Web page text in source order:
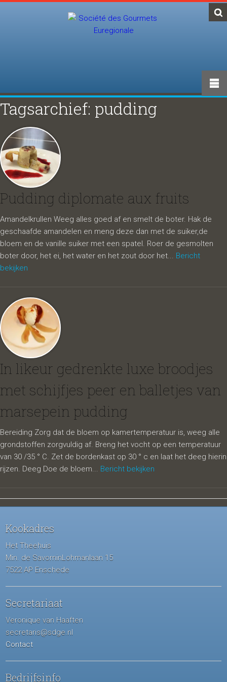
Tagsarchief: pudding
Pudding diplomate aux fruits
Amandelkrullen Weeg alles goed af en smelt de boter. Hak de
geschaafde amandelen en meng deze dan met de suiker,de
bloem en de vanille suiker met een spatel. Roer de gesmolten
boter door, het ei, het water en het zout door het... Bericht
bekijken
In likeur gedrenkte luxe broodjes
met schijfjes peer en balletjes van
marsepein pudding
Bereiding Zorg dat de bloem op kamertemperatuur is, weeg alle
grondstoffen zorgvuldig af. Breng het vocht op een temperatuur
van 30 /35 ° C. Zet de bordenkast op 30 ° c en laat het deeg hierin
rijzen. Deeg Doe de bloem... Bericht bekijken
Kookadres
Het Theehuis
Min. de SavorninLohmanlaan 15
7522 AP Enschede
Secretariaat
Veronique van Haaften
secretaris@sdge.nl
Contact
Bedrijfsinfo